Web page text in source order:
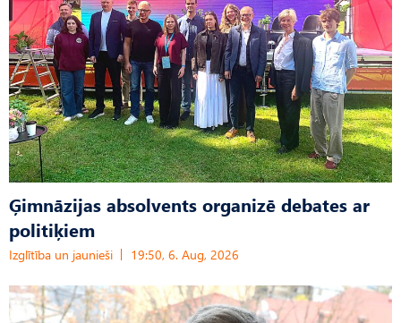
Ģimnāzijas absolvents organizē debates ar
politiķiem
Izglītība un jaunieši 19:50, 6. Aug, 2026